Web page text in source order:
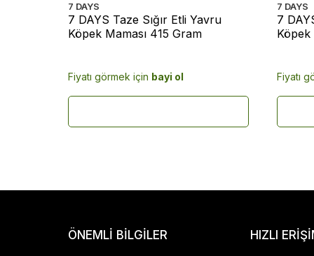
7 DAYS
7 DAYS Taze Sığır Etli Yavru
Köpek Maması 415 Gram
Fiyatı görmek için bayi ol
7 DAYS
7
Köpek
Fiyatı
ÖNEMLI BILGILER HIZLI